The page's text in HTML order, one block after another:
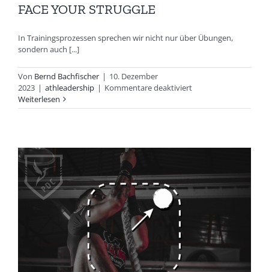
FACE YOUR STRUGGLE
In Trainingsprozessen sprechen wir nicht nur über Übungen,
sondern auch [...]
Von Bernd Bachfischer | 10. Dezember
2023 | athleadership | Kommentare deaktiviertfür
YOUR
Weiterlesen